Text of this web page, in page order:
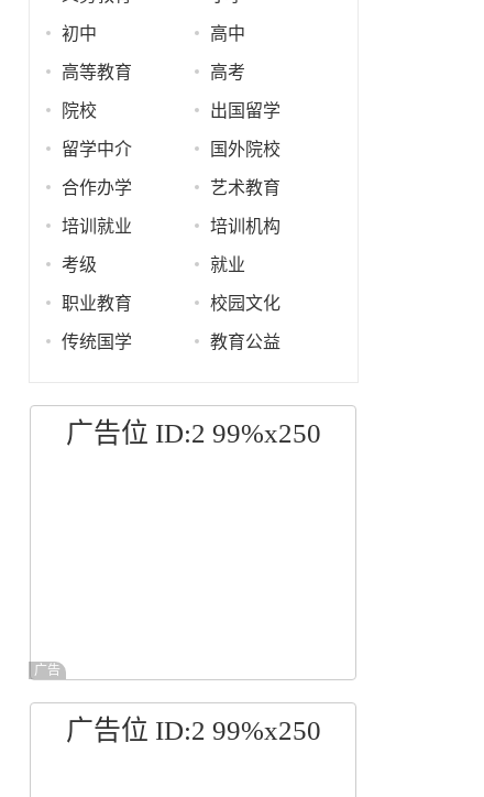
初中 高中
高等教育 高考
院校 出国留学
留学中介 国外院校
合作办学 艺术教育
培训就业 培训机构
考级 就业
职业教育 校园文化
传统国学 教育公益
广告位 ID:2 99%x250
广告
广告位 ID:2 99%x250